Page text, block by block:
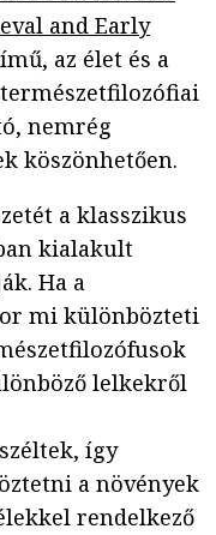
and Early
az élet és a
nemrég
köszönhetően.
a klasszikus
kialakult
Ha a
mi különbözteti
lelkekről
így
a növények
rendelkező